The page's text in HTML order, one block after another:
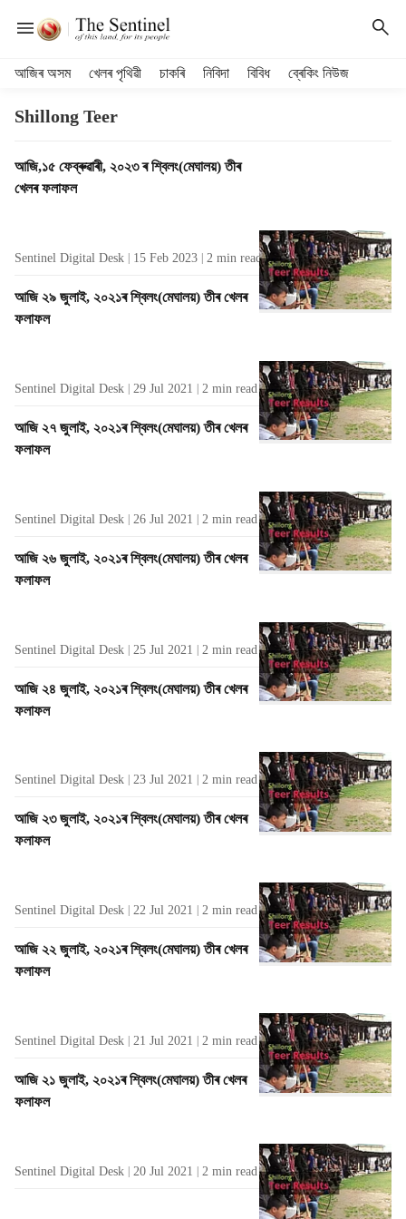
আজিৰ অসম খেলৰ পৃথিৱী চাকৰি নিবিদা বিবিধ ব্ৰেকিং নিউজ
Shillong Teer
T
a
s
t
আজি,১৫ ফেব্ৰুৱাৰী, ২০২৩ ৰ শ্বিলং(মেঘালয়) তীৰ
খেলৰ ফলাফল
Sentinel Digital Desk 15 Feb 2023 2 min read
আজি ২৯ জুলাই, ২০২১ৰ শ্বিলং(মেঘালয়) তীৰ খেলৰ
ফলাফল
Sentinel Digital Desk 29 Jul 2021 2 min read
আজি ২৭ জুলাই, ২০২১ৰ শ্বিলং(মেঘালয়) তীৰ খেলৰ
ফলাফল
Sentinel Digital Desk 26 Jul 2021 2 min read
আজি ২৬ জুলাই, ২০২১ৰ শ্বিলং(মেঘালয়) তীৰ খেলৰ
ফলাফল
Sentinel Digital Desk 25 Jul 2021 2 min read
আজি ২৪ জুলাই, ২০২১ৰ শ্বিলং(মেঘালয়) তীৰ খেলৰ
ফলাফল
Sentinel Digital Desk 23 Jul 2021 2 min read
আজি ২৩ জুলাই, ২০২১ৰ শ্বিলং(মেঘালয়) তীৰ খেলৰ
ফলাফল
Sentinel Digital Desk 22 Jul 2021 2 min read
আজি ২২ জুলাই, ২০২১ৰ শ্বিলং(মেঘালয়) তীৰ খেলৰ
ফলাফল
Sentinel Digital Desk 21 Jul 2021 2 min read
আজি ২১ জুলাই, ২০২১ৰ শ্বিলং(মেঘালয়) তীৰ খেলৰ
ফলাফল
Sentinel Digital Desk 20 Jul 2021 2 min read